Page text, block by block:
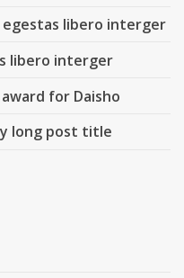
egestas libero interger
libero interger
for Daisho
long post title